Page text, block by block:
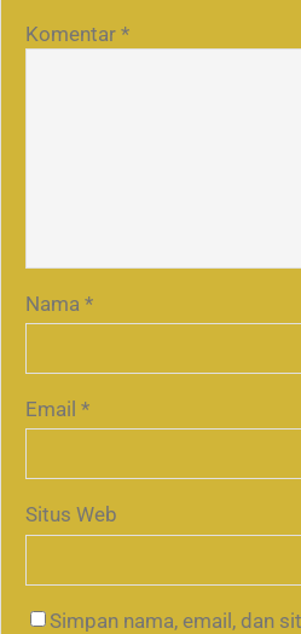
Komentar *
Nama *
Email *
Situs Web
Simpan nama, email, dan